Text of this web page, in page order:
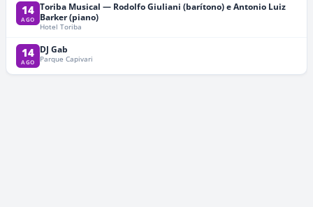
14
AGO
Toriba Musical — Rodolfo Giuliani (barítono) e Antonio Luiz
Barker (piano)
Hotel Toriba
14
AGO
DJ Gab
Parque Capivari